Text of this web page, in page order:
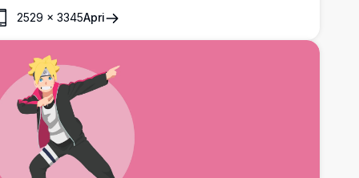
2529 × 3345Apri